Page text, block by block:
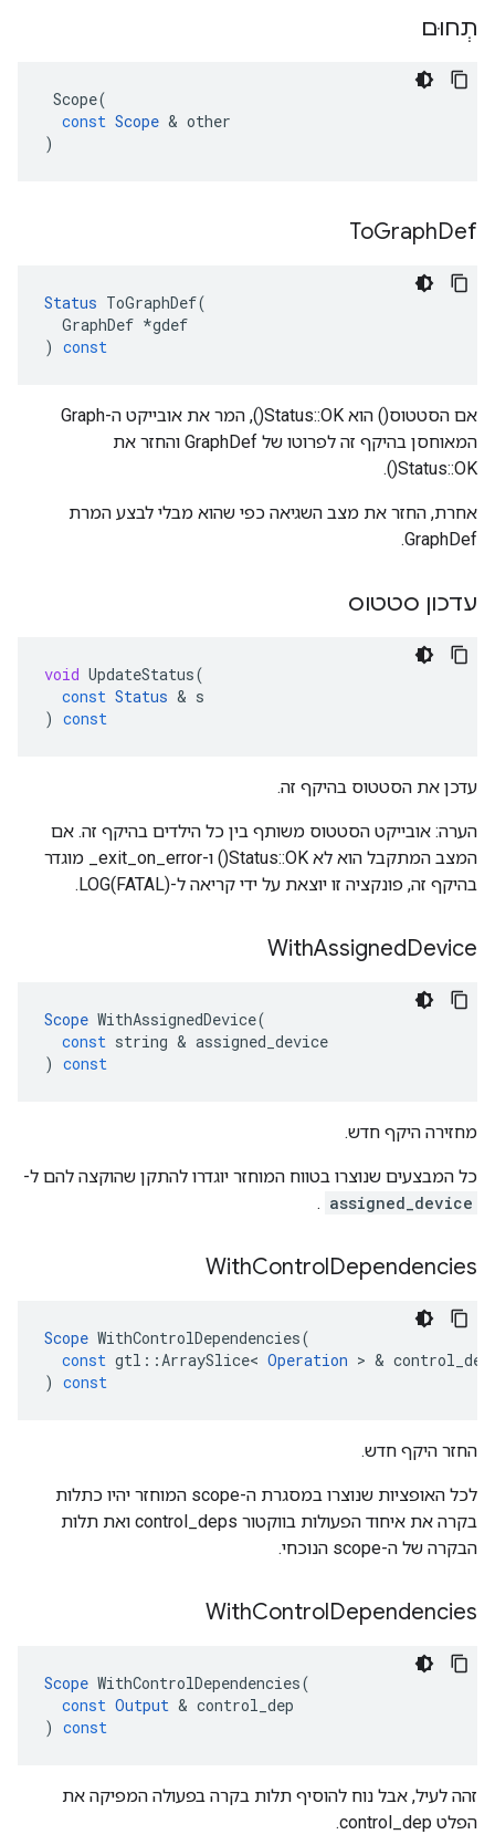
תְחוּם
Scope(
const Scope & other
)
ToGraphDef
Status ToGraphDef(
GraphDef *gdef
) const
אם הסטטוס() הוא Status::OK(), המר את אובייקט ה-Graph
המאוחסן בהיקף זה לפרוטו של GraphDef והחזר את
Status::OK().
אחרת, החזר את מצב השגיאה כפי שהוא מבלי לבצע המרת
GraphDef.
עדכון סטטוס
void UpdateStatus(
const Status & s
) const
עדכן את הסטטוס בהיקף זה.
הערה: אובייקט הסטטוס משותף בין כל הילדים בהיקף זה. אם
המצב המתקבל הוא לא Status::OK() ו-exit_on_error_ מוגדר
בהיקף זה, פונקציה זו יוצאת על ידי קריאה ל-LOG(FATAL).
WithAssignedDevice
Scope WithAssignedDevice(
const string & assigned_device
) const
מחזירה היקף חדש.
כל המבצעים שנוצרו בטווח המוחזר יוגדרו להתקן שהוקצה להם ל-
assigned_device
.
WithControlDependencies
Scope WithControlDependencies(
const gtl ::ArraySlice< Operation > &
) const
החזר היקף חדש.
לכל האופציות שנוצרו במסגרת ה-scope המוחזר יהיו כתלות
בקרה את איחוד הפעולות בווקטור control_deps ואת תלות
הבקרה של ה-scope הנוכחי.
WithControlDependencies
Scope WithControlDependencies(
const Output & control_dep
) const
זהה לעיל, אבל נוח להוסיף תלות בקרה בפעולה המפיקה את
הפלט control_dep.